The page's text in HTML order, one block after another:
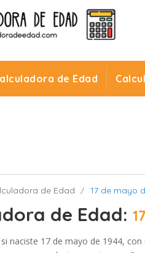
de Edad
de Edad 17 de mayo
de Edad:
naciste 17 de mayo de 1944,